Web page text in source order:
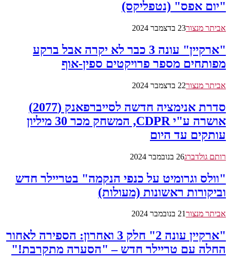
"יום אפס" (נטפליקס)
אביתר מנצור23 בדצמבר 2024
"ארקיין" עונה 3 כבר לא יקרה אבל ברקע
מפותחים מספר פרויקטים ספין-אוף
אביתר מנצור22 בדצמבר 2024
סדרת אנימציה חדשה לסייברפאנק (2077)
אושרה ע"י CDPR, המשחק מכר 30 מיליון
עותקים עד היום
רותם גולדברג26 בנובמבר 2024
"וולס וגרומיט על כנפי הנקמה" בטריילר חדש
וביקורות ראשונות (מעולות)
אביתר מנצור21 בנובמבר 2024
"ארקיין עונה 2" חלק 3 ואחרון: הספירה לאחור
החלה עם טריילר חדש – "הסערה מתקרבת!"